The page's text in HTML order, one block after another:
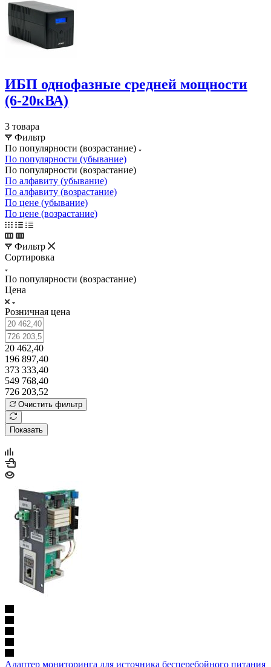
ИБП однофазные средней мощности
(6-20кВА)
3 товара
Фильтр
По популярности (возрастание)
По популярности (убывание)
По популярности (возрастание)
По алфавиту (убывание)
По алфавиту (возрастание)
По цене (убывание)
По цене (возрастание)
Фильтр
Сортировка
По популярности (возрастание)
Цена
Розничная цена
20 462,40
196 897,40
373 333,40
549 768,40
726 203,52
Очистить фильтр
Показать
Адаптер мониторинга для источника бесперебойного питания